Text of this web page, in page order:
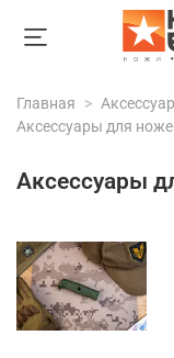
Главная
Аксессуары для
Аксессуары